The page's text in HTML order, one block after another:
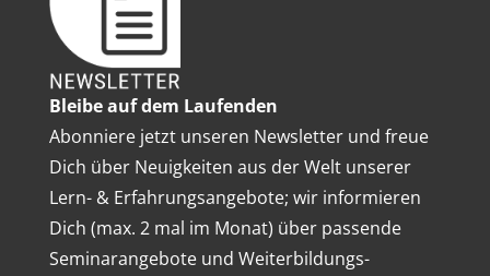
Bleibe auf dem Laufenden
Abonniere jetzt unseren Newsletter und freue
Dich über Neuigkeiten aus der Welt unserer
Lern- & Erfahrungsangebote; wir informieren
Dich (max. 2 mal im Monat) über passende
Seminarangebote und Weiterbildungs-